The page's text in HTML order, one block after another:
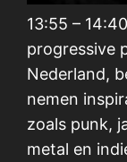
13:55 –
progressive
Nederland,
nemen
zoals punk,
metal en